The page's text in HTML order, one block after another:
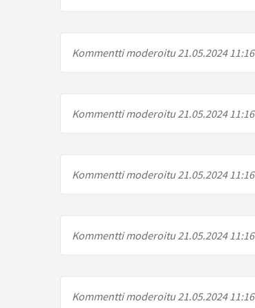
Kommentti moderoitu 21.05.2024 11:16
Kommentti moderoitu 21.05.2024 11:16
Kommentti moderoitu 21.05.2024 11:16
Kommentti moderoitu 21.05.2024 11:16
Kommentti moderoitu 21.05.2024 11:16